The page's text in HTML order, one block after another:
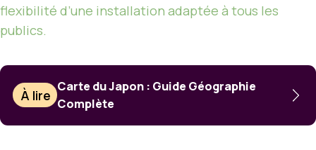
flexibilité d’une installation adaptée à tous les
publics.
À lire
Carte du Japon : Guide Géographie
Complète